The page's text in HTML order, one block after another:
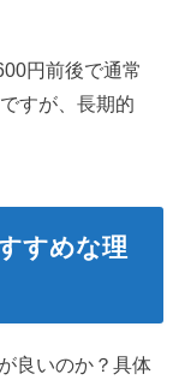
円前後で通常
すが、長期的
すめな理
良いのか？具体